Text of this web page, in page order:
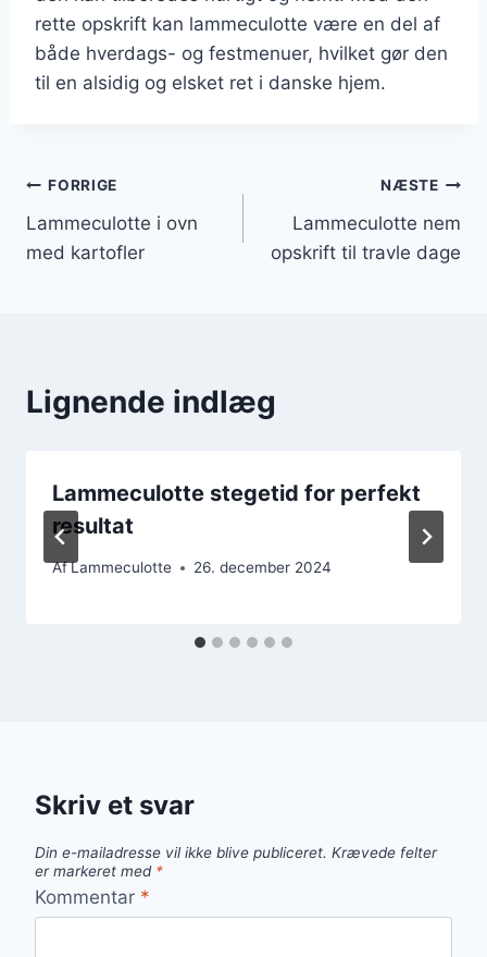
rette opskrift kan lammeculotte være en del af
både hverdags- og festmenuer, hvilket gør den
til en alsidig og elsket ret i danske hjem.
Indlægsnavigation
FORRIGE
Lammeculotte i ovn
med kartofler
NÆSTE
Lammeculotte nem
opskrift til travle dage
Lignende indlæg
Lammeculotte stegetid for perfekt
resultat
AfLammeculotte 26. december 2024
Skriv et svar
Din e-mailadresse vil ikke blive publiceret. Krævede felter
er markeret med *
Kommentar *